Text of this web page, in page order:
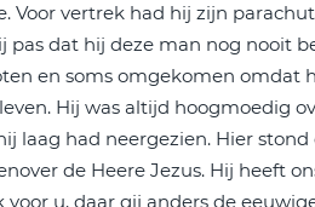
Voor vertrek had hij zijn
dat hij deze man nog nooit
en soms omgekomen
Hij was altijd hoogmoedig
laag had neergezien. Hier
de Heere Jezus. Hij heeft
u, daar gij anders de